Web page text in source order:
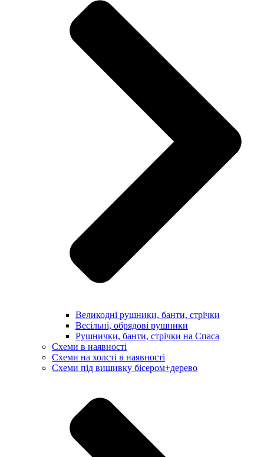
Великодні рушники, банти, стрічки
Весільні, обрядові рушники
Рушнички, банти, стрічки на Спаса
Схеми в наявності
Схеми на холсті в наявності
Схеми під вишивку бісером+дерево